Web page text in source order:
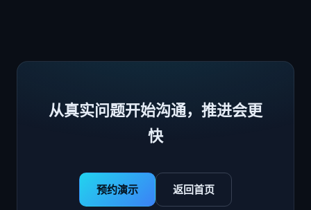
从真实问题开始沟通，推进会更
快
预约演示 返回首页